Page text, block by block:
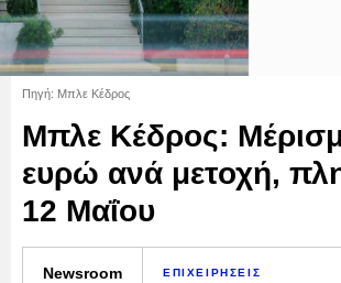
Πηγή: Μπλε Κέδρος
Μπλε Κέδρος:
ευρώ ανά μετοχή,
12 Μαΐου
Newsroom ΕΠΙΧΕΙΡΗΣΕΙΣ